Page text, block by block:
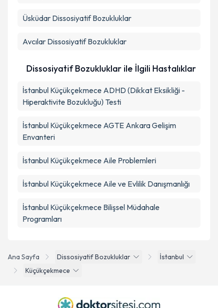
Ana Sayfa Dissosiyatif Bozukluklar
İstanbul
Küçükçekmece
Üsküdar Dissosiyatif Bozukluklar
Avcılar Dissosiyatif Bozukluklar
Dissosiyatif Bozukluklar ile İlgili Hastalıklar
İstanbul Küçükçekmece ADHD (Dikkat Eksikliği -
Hiperaktivite Bozukluğu) Testi
İstanbul Küçükçekmece AGTE Ankara Gelişim
Envanteri
İstanbul Küçükçekmece Aile Problemleri
İstanbul Küçükçekmece Aile ve Evlilik Danışmanlığı
İstanbul Küçükçekmece Bilişsel Müdahale
Programları